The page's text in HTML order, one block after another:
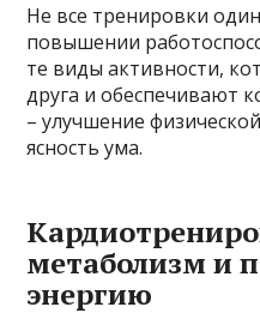
Не все тренировки
повышении
те виды активности,
друга и обеспечивают
– улучшение
ясность ума.
метаболизм и
энергию